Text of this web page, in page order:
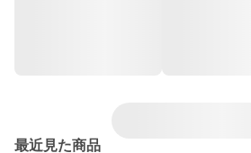
最近見た商品